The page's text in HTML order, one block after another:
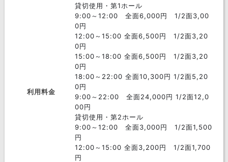
あきる野市 葛飾区
狛江市 小平市
東久留米市 武蔵村山市
西多摩郡 青梅市
小金井市 東村山市 国分寺市
東大和市 三宅島三宅村
大島町 利島村
青ヶ島村 八丈島八丈町
利用料金
貸切使用・第1ホール
9:00～12:00 全面6,000円 1/2面3,00
0円
12:00～15:00 全面6,500円 1/2面3,20
0円
15:00～18:00 全面6,500円 1/2面3,20
0円
18:00～22:00 全面10,300円 1/2面5,20
0円
9:00～22:00 全面24,000円 1/2面12,0
00円
貸切使用・第2ホール
9:00～12:00 全面3,000円 1/2面1,500
円
12:00～15:00 全面3,200円 1/2面1,700
円